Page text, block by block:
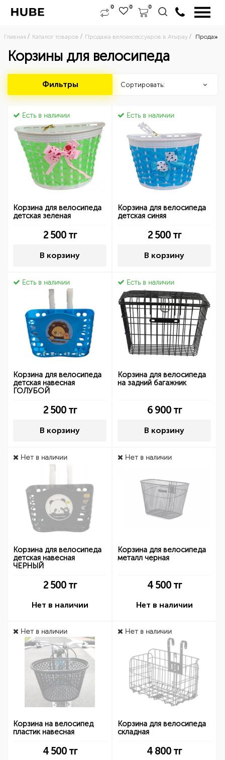
0 0 0
Главная Каталог товаров Продажа велоаксессуаров в Атырау Продажа
Корзины для велосипеда
Фильтры Сортировать:
Есть в наличии
Корзина для велосипеда
детская зеленая
2 500тг
В корзину
Есть в наличии
Корзина для велосипеда
детская синяя
2 500тг
В корзину
Есть в наличии
Корзина для велосипеда
детская навесная
ГОЛУБОЙ
2 500тг
В корзину
Есть в наличии
Корзина для велосипеда
на задний багажник
6 900тг
В корзину
Нет в наличии
Корзина для велосипеда
детская навесная
ЧЕРНЫЙ
2 500тг
Нет в наличии
Нет в наличии
Корзина для велосипеда
металл черная
4 500тг
Нет в наличии
Нет в наличии
Корзина на велосипед
пластик навесная
4 500тг
Нет в наличии
Корзина для велосипеда
складная
4 800 тг